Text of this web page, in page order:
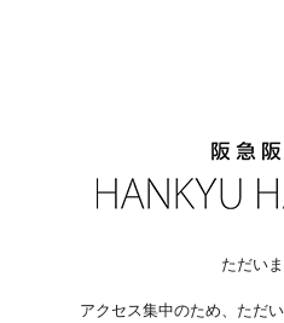
ただい
アクセス集中のため、ただ